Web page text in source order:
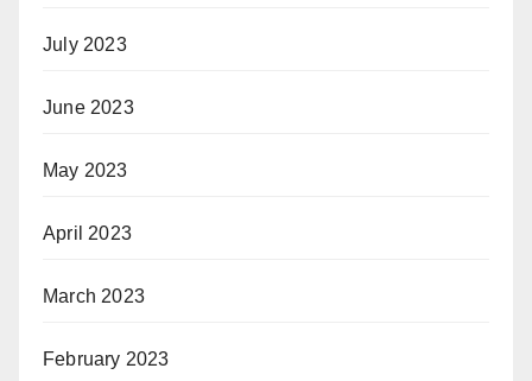
July 2023
June 2023
May 2023
April 2023
March 2023
February 2023